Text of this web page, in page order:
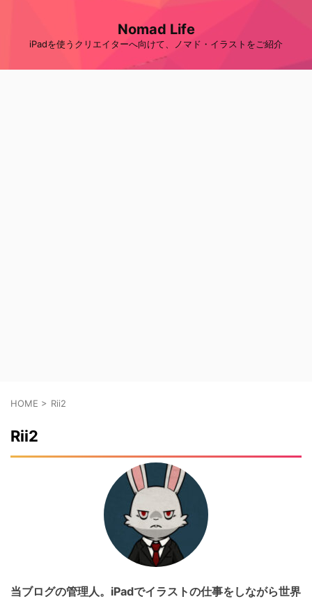
Nomad Life
iPadを使うクリエイターへ向けて、ノマド・イラストをご紹介
HOME > Rii2
Rii2
当ブログの管理人。iPadでイラストの仕事をしながら世界